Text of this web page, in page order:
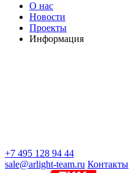
О нас
Новости
Проекты
Информация
+7 495 128 94 44
sale@arlight-team.ru Контакты